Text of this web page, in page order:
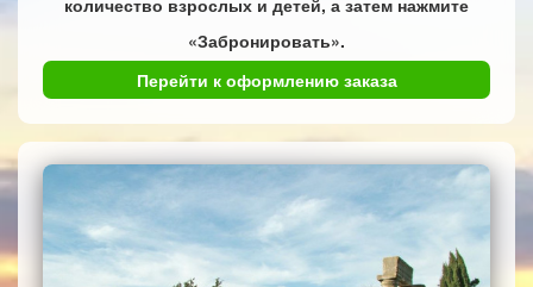
количество взрослых и детей, а затем нажмите
«Забронировать».
Перейти к оформлению заказа